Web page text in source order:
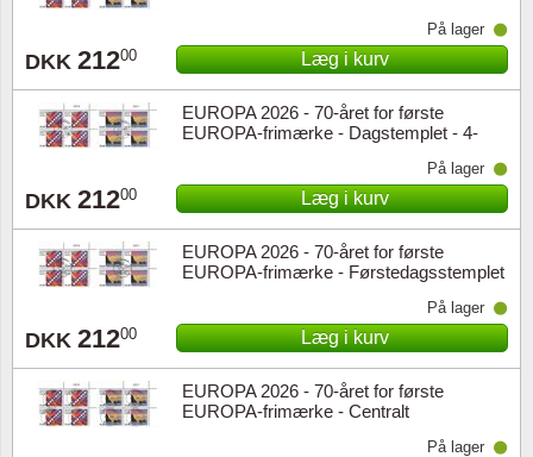
DKK 21200
På lager
Læg i kurv
EUROPA 2026 - 70-året for første
EUROPA-frimærke - Dagstemplet - 4-
DKK 21200
På lager
Læg i kurv
EUROPA 2026 - 70-året for første
EUROPA-frimærke - Førstedagsstemplet
DKK 21200
På lager
Læg i kurv
EUROPA 2026 - 70-året for første
EUROPA-frimærke - Centralt
På lager